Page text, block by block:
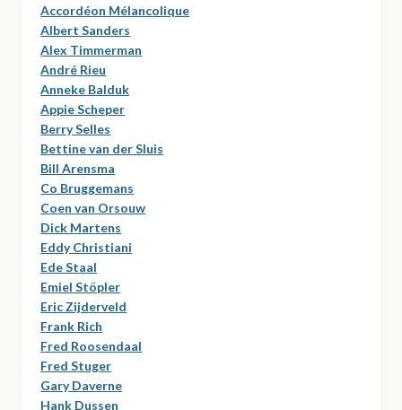
Accordéon Mélancolique
Albert Sanders
Alex Timmerman
André Rieu
Anneke Balduk
Appie Scheper
Berry Selles
Bettine van der Sluis
Bill Arensma
Co Bruggemans
Coen van Orsouw
Dick Martens
Eddy Christiani
Ede Staal
Emiel Stöpler
Eric Zijderveld
Frank Rich
Fred Roosendaal
Fred Stuger
Gary Daverne
Hank Dussen